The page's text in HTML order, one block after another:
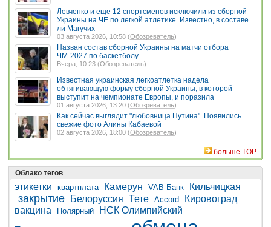
Левченко и еще 12 спортсменов исключили из сборной
Украины на ЧЕ по легкой атлетике. Известно, в составе
ли Магучих
03 августа 2026, 10:58 (Обозреватель)
Назван состав сборной Украины на матчи отбора
ЧМ-2027 по баскетболу
Вчера, 10:23 (Обозреватель)
Известная украинская легкоатлетка надела
обтягивающую форму сборной Украины, в которой
выступит на чемпионате Европы, и поразила
01 августа 2026, 13:20 (Обозреватель)
Как сейчас выглядит "любовница Путина". Появились
свежие фото Алины Кабаевой
02 августа 2026, 18:00 (Обозреватель)
больше TOP
Облако тегов
этикетки квартплата Камерун VAB Банк Кильчицкая
закрытие Белоруссия Тете Accord
Кировоград
вакцина
Полярный
НСК Олимпийский